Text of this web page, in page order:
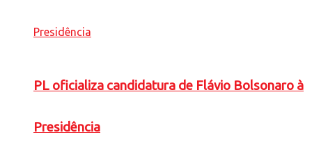
PL oficializa candidatura de Flávio Bolsonaro à
Presidência